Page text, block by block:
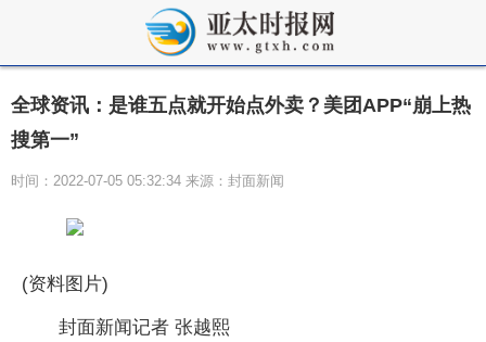
全球资讯：是谁五点就开始点外卖？美团APP“崩上热
搜第一”
时间：2022-07-05 05:32:34 来源：封面新闻
(资料图片)
封面新闻记者 张越熙